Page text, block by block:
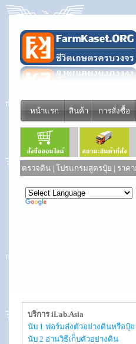
หน้าแรก สินค้า การสั่งซื้อ
ตรวจดิน | โปรแกรมสูตรปุ๋ย | ราค
บริการ iLab.Asia
นับ 1 ฟอร์มส่งตัวอย่างดินหรือปุ๋ย
นับ 2 อ่านวิธีเก็บตัวอย่างดิน